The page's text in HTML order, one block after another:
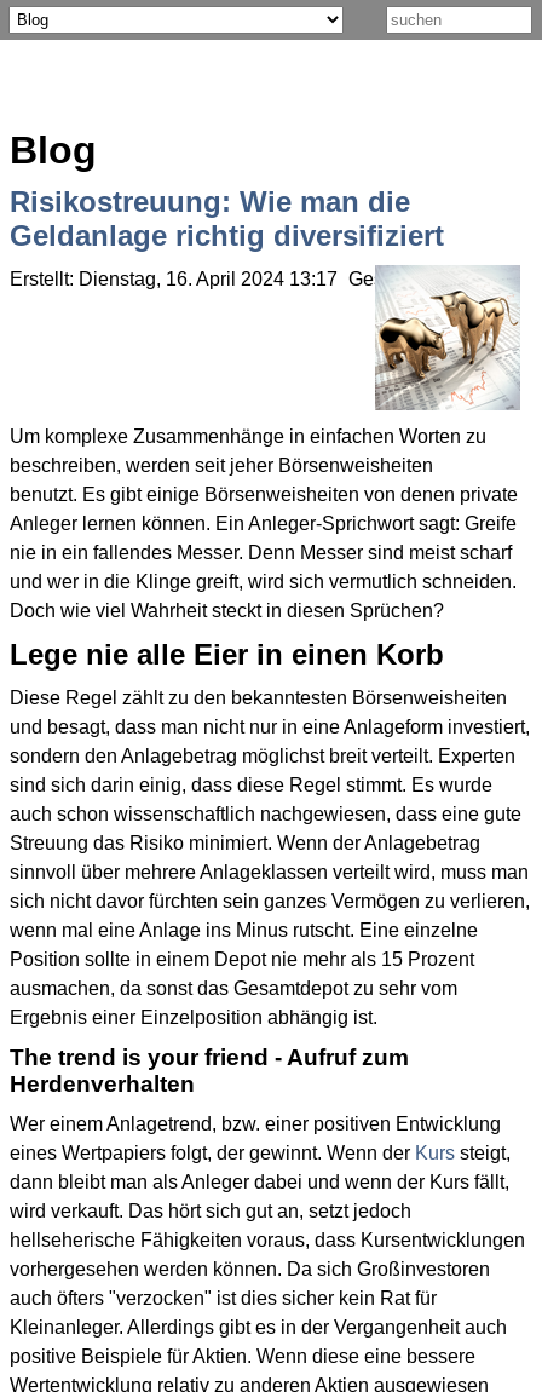
Blog
Risikostreuung: Wie man die
Geldanlage richtig diversifiziert
Erstellt: Dienstag, 16. April 2024 13:17 Geschrieben von Olaf
Um komplexe Zusammenhänge in einfachen Worten zu
beschreiben, werden seit jeher Börsenweisheiten
benutzt. Es gibt einige Börsenweisheiten von denen private
Anleger lernen können. Ein Anleger-Sprichwort sagt: Greife
nie in ein fallendes Messer. Denn Messer sind meist scharf
und wer in die Klinge greift, wird sich vermutlich schneiden.
Doch wie viel Wahrheit steckt in diesen Sprüchen?
Lege nie alle Eier in einen Korb
Diese Regel zählt zu den bekanntesten Börsenweisheiten
und besagt, dass man nicht nur in eine Anlageform investiert,
sondern den Anlagebetrag möglichst breit verteilt. Experten
sind sich darin einig, dass diese Regel stimmt. Es wurde
auch schon wissenschaftlich nachgewiesen, dass eine gute
Streuung das Risiko minimiert. Wenn der Anlagebetrag
sinnvoll über mehrere Anlageklassen verteilt wird, muss man
sich nicht davor fürchten sein ganzes Vermögen zu verlieren,
wenn mal eine Anlage ins Minus rutscht. Eine einzelne
Position sollte in einem Depot nie mehr als 15 Prozent
ausmachen, da sonst das Gesamtdepot zu sehr vom
Ergebnis einer Einzelposition abhängig ist.
The trend is your friend - Aufruf zum
Herdenverhalten
Wer einem Anlagetrend, bzw. einer positiven Entwicklung
eines Wertpapiers folgt, der gewinnt. Wenn der Kurs steigt,
dann bleibt man als Anleger dabei und wenn der Kurs fällt,
wird verkauft. Das hört sich gut an, setzt jedoch
hellseherische Fähigkeiten voraus, dass Kursentwicklungen
vorhergesehen werden können. Da sich Großinvestoren
auch öfters "verzocken" ist dies sicher kein Rat für
Kleinanleger. Allerdings gibt es in der Vergangenheit auch
positive Beispiele für Aktien. Wenn diese eine bessere
Wertentwicklung relativ zu anderen Aktien ausgewiesen